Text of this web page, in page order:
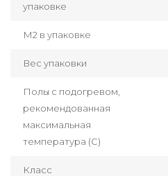
упаковке
М2 в упаковке
Вес упаковки
Полы с подогревом,
рекомендованная
максимальная
температура (С)
Класс